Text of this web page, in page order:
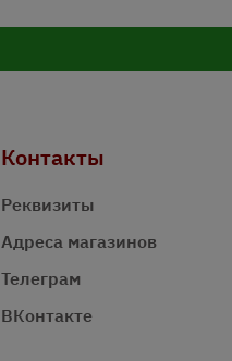
Контакты
Реквизиты
Адреса магазинов
Телеграм
ВКонтакте